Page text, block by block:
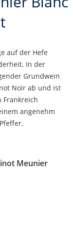
auf der Hefe
In der
Grundwein
Noir ab und ist
Frankreich
angenehm
Meunier